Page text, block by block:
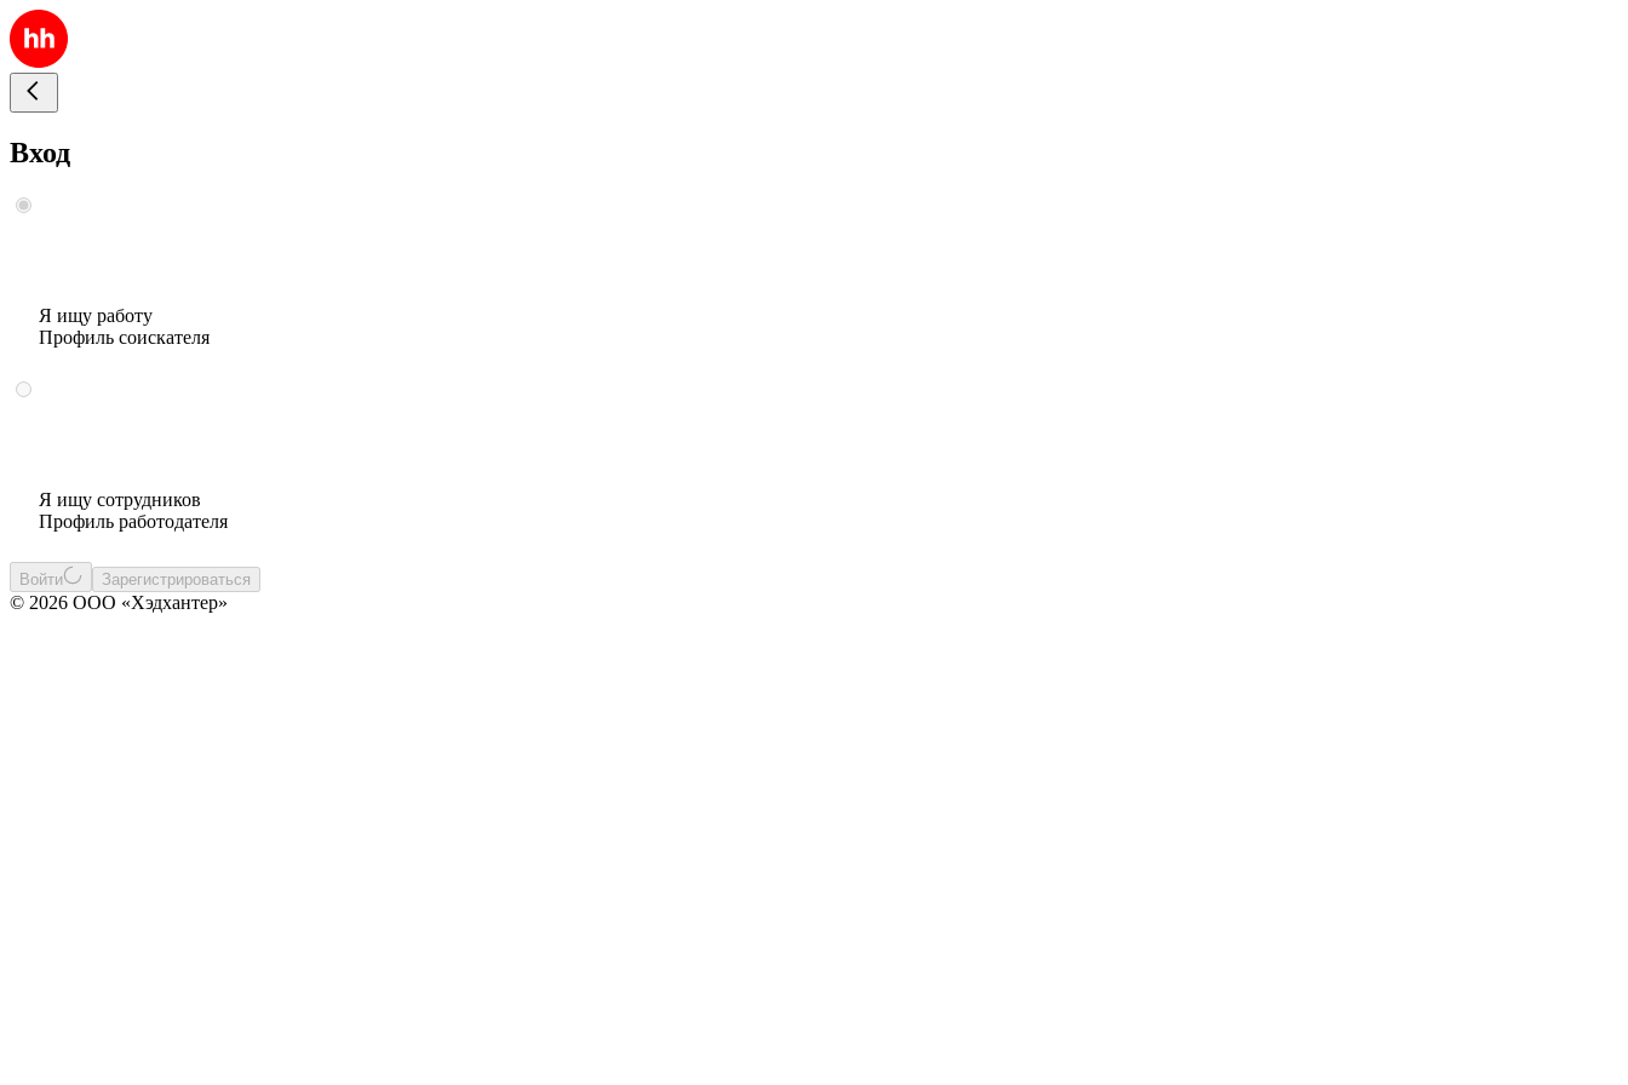
Вход
Я ищу работу
Профиль соискателя
Я ищу сотрудников
Профиль работодателя
Войти Зарегистрироваться
© 2026 ООО «Хэдхантер»